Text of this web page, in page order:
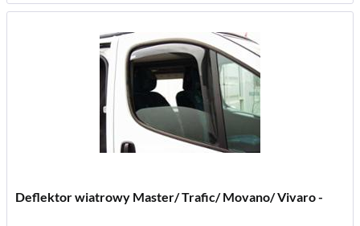
Deflektor wiatrowy Master/ Trafic/ Movano/ Vivaro -